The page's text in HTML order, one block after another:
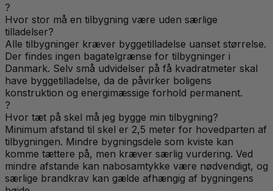
?
Hvor stor må en tilbygning være uden særlige
tilladelser?
Alle tilbygninger kræver byggetilladelse uanset størrelse.
Der findes ingen bagatelgrænse for tilbygninger i
Danmark. Selv små udvidelser på få kvadratmeter skal
have byggetilladelse, da de påvirker boligens
konstruktion og energimæssige forhold permanent.
?
Hvor tæt på skel må jeg bygge min tilbygning?
Minimum afstand til skel er 2,5 meter for hovedparten af
tilbygningen. Mindre bygningsdele som kviste kan
komme tættere på, men kræver særlig vurdering. Ved
mindre afstande kan nabosamtykke være nødvendigt, og
særlige brandkrav kan gælde afhængig af bygningens